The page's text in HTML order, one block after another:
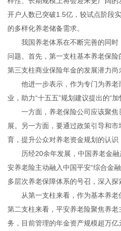
开户人数已突破1.5亿，较试点阶段
的多样化养老储备需求。
我国养老体系在不断完善的同时
问题。首先，第一支柱基本养老保
第三支柱商业保险年金的发展潜力尚
他进一步表示，作为专门为养老
业，助力“十五五”规划建议提出的“
一方面，养老保险公司应该聚焦
展。另一方面，要通过政策引导和
育，提升公众对养老资金规划的认
历经20余年发展，中国养老金融
安养老险主动融入中国平安“综合金
多层次养老保障体系的号召，深入
从第一支柱来看，作为基本养老
第二支柱来看，平安养老险聚焦养
务，目前管理的年金资产规模超万